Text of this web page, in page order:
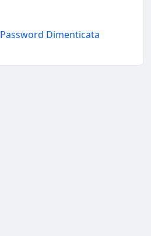
Password Dimenticata